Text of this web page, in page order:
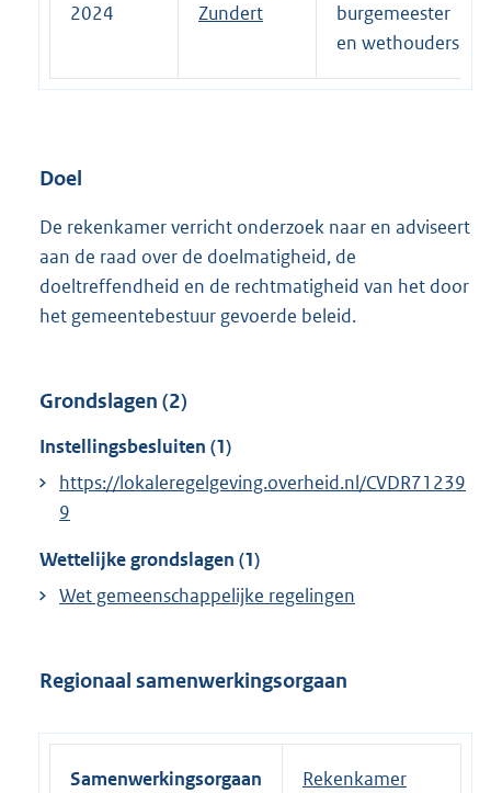
2024
Zundert
burgemeester
en wethouders
Doel
De rekenkamer verricht onderzoek naar en adviseert
aan de raad over de doelmatigheid, de
doeltreffendheid en de rechtmatigheid van het door
het gemeentebestuur gevoerde beleid.
Grondslagen (2)
Instellingsbesluiten (1)
https://lokaleregelgeving.overheid.nl/CVDR71239
9
Wettelijke grondslagen (1)
Wet gemeenschappelijke regelingen
Regionaal samenwerkingsorgaan
Samenwerkingsorgaan
Rekenkamer